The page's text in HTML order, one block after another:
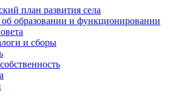
план развития села
образовании и функционировании
и сборы